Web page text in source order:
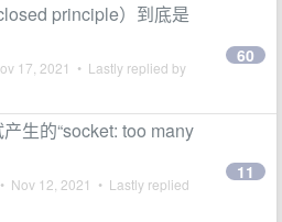
principle）到底是
17, 2021 • Lastly replied by
60
生的“socket: too many
• Nov 12, 2021 • Lastly replied
11